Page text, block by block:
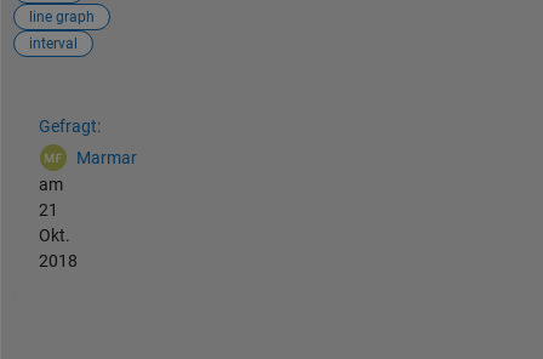
line graph
interval
Gefragt:
Marmar
am
21
Okt.
2018